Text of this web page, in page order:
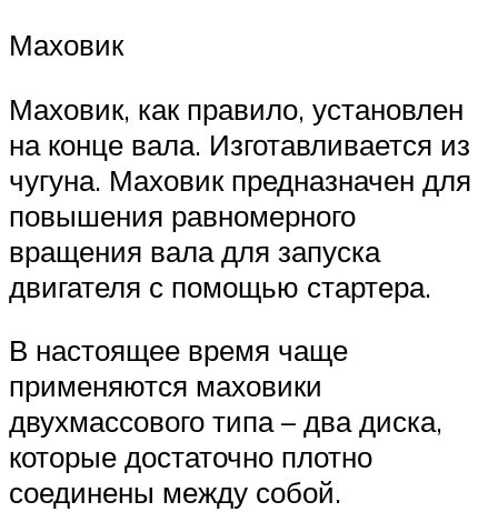
Маховик
Маховик, как правило, установлен
на конце вала. Изготавливается из
чугуна. Маховик предназначен для
повышения равномерного
вращения вала для запуска
двигателя с помощью стартера.
В настоящее время чаще
применяются маховики
двухмассового типа – два диска,
которые достаточно плотно
соединены между собой.